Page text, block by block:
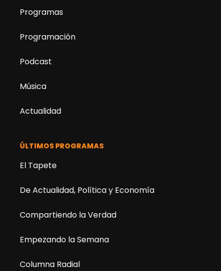
Programas
Programación
Podcast
Música
Actualidad
ÚLTIMOS PROGRAMAS
El Tapete
De Actualidad, Política y Economía
Compartiendo la Verdad
Empezando la Semana
Columna Radial